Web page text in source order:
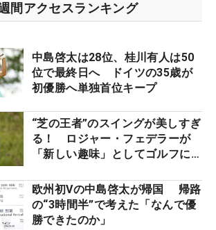
間アクセスランキング
中島啓太は28位、桂川有人は50
位で最終日へ ドイツの35歳が
初優勝へ単独首位キープ
“芝の王者”のスイングが美しすぎ
る！ ロジャー・フェデラーが
「新しい趣味」としてゴルフに挑
欧州初Vの中島啓太が帰国 帰路
の“3時間半”で考えた「なんで優
勝できたのか」